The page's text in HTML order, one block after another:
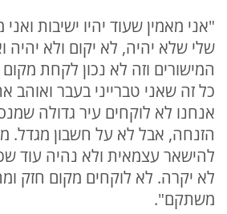
"אני מאמין שעוד יהיו ישיבות
שלי שלא יהיה, לא יקום ולא יהיה
המישורים וזה לא נכון לקחת
כל זה שאני טברייני בעבר ואוהב
אנחנו לא לוקחים עיר גדולה
הזנחה, אבל לא על חשבון מגדל.
להישאר עצמאית ולא נהיה עוד
לא יקרה. לא לוקחים מקום חזק
משתקם".